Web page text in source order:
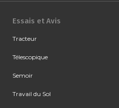
Essais et Avis
Tracteur
Télescopique
Semoir
Travail du Sol